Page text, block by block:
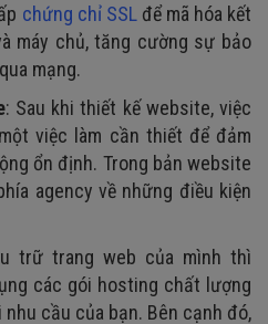
chứng chỉ SSL để mã hóa kết
máy chủ, tăng cường sự bảo
mạng.
: Sau khi thiết kế website, việc
việc làm cần thiết để đảm
ổn định. Trong bản website
agency về những điều kiện
trữ trang web của mình thì
các gói hosting chất lượng
cầu của bạn. Bên cạnh đó,